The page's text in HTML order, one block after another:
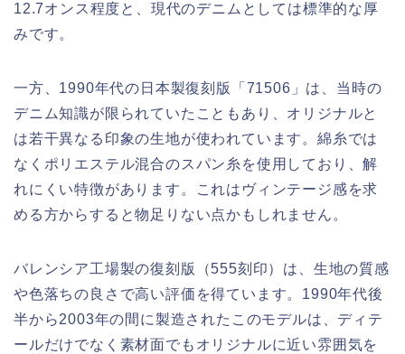
12.7オンス程度と、現代のデニムとしては標準的な厚
みです。
一方、1990年代の日本製復刻版「71506」は、当時の
デニム知識が限られていたこともあり、オリジナルと
は若干異なる印象の生地が使われています。綿糸では
なくポリエステル混合のスパン糸を使用しており、解
れにくい特徴があります。これはヴィンテージ感を求
める方からすると物足りない点かもしれません。
バレンシア工場製の復刻版（555刻印）は、生地の質感
や色落ちの良さで高い評価を得ています。1990年代後
半から2003年の間に製造されたこのモデルは、ディテ
ールだけでなく素材面でもオリジナルに近い雰囲気を